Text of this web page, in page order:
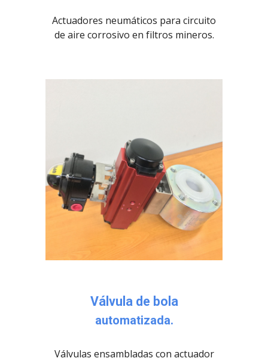
Actuadores neumáticos para circuito
de aire corrosivo en filtros mineros.
Válvula de bola
automatizada.
Válvulas ensambladas con actuador